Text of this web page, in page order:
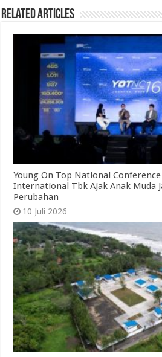
Related Articles
Young On Top National
International Tbk Ajak Anak Muda
Perubahan
10 Juli 2026